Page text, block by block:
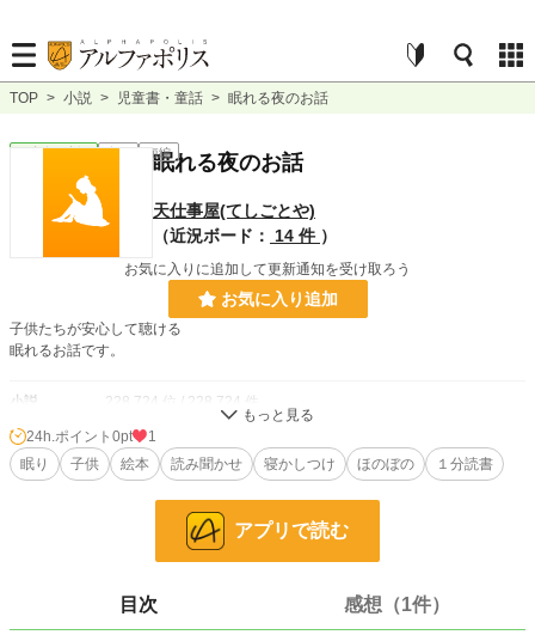
TOP > 小説 > 児童書・童話 > 眠れる夜のお話
児童書・童話 完結 短編
眠れる夜のお話
天仕事屋(てしごとや)
（近況ボード：
14 件 ）
お気に入りに追加して更新通知を受け取ろう
お気に入り追加
子供たちが安心して聴ける
眠れるお話です。
小説 228,724 位 / 228,724 件
児童書・童話 4,654 位 / 4,654 件
お気に入り
2023.01.25 23:10
24h.ポイント 0pt
1
眠り
子供 絵本 読み聞かせ 寝かしつけ ほのぼの １分読書
アプリで読む
目次 感想（1件）